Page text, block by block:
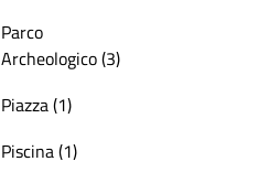
Parco
Archeologico (3)
Piazza (1)
Piscina (1)